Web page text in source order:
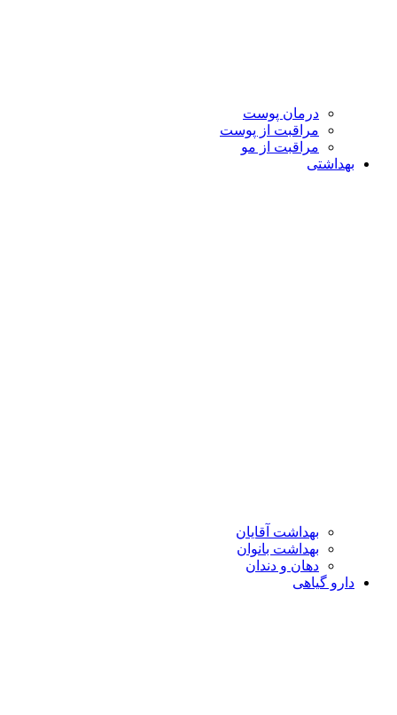
درمان پوست
مراقبت از پوست
مراقبت از مو
بهداشتی
بهداشت آقایان
بهداشت بانوان
دهان و دندان
دارو گیاهی